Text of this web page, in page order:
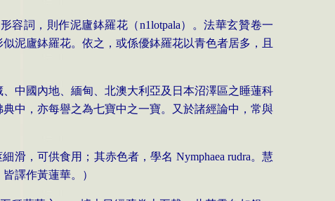
容詞，則作泥廬鉢羅花（n1lotpala）。法華玄贊卷一
泥廬鉢羅花。依之，或係優鉢羅花以青色者居多，且
、中國內地、緬甸、北澳大利亞及日本沼澤區之睡蓮科
中，亦每譽之為七寶中之一寶。又於諸經論中，常與
細滑，可供食用；其赤色者，學名 Nymphaea rudra。慧
譯作黃蓮華。）